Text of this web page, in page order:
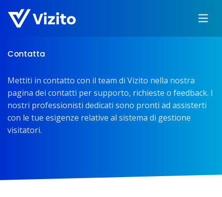
Contatta
Mettiti in contatto con il team di Vizito nella nostra
pagina dei contatti per supporto, richieste o feedback. I
nostri professionisti dedicati sono pronti ad assisterti
con le tue esigenze relative al sistema di gestione
visitatori.